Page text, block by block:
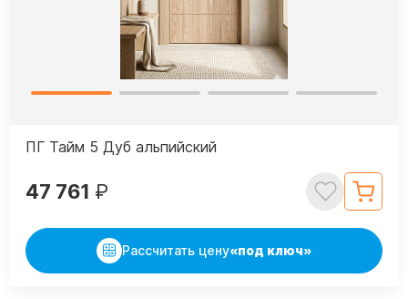
ПГ Тайм 5 Дуб альпийский
47 761 ₽
Рассчитать цену«под ключ»